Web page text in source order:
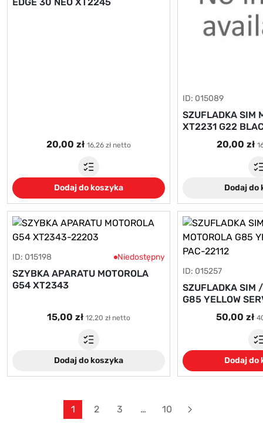
20,00 zł 16,26 zł netto
Dodaj do koszyka
ID: 015089
SZUFLADKA SIM
XT2231 G22
20,00 zł
Dodaj do
ID: 015198 Niedostępny
SZYBKA APARATU MOTOROLA
G54 XT2343
15,00 zł 12,20 zł netto
Dodaj do koszyka
ID: 015257
SZUFLADKA SIM
G85 YELLOW
50,00 zł
Dodaj do
1 2 3 … 10 Dalej